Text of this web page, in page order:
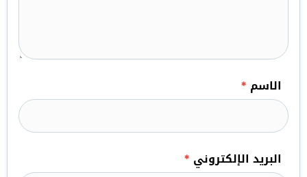
الاسم *
البريد الإلكتروني *